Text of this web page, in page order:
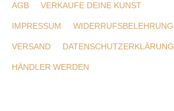
AGB VERKAUFE DEINE KUNST
IMPRESSUM WIDERRUFSBELEHRUNG
VERSAND DATENSCHUTZERKLÄRUNG
HÄNDLER WERDEN